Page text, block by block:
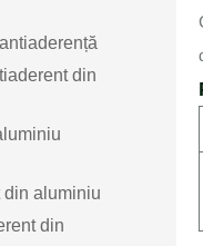
din
din aluminiu
din